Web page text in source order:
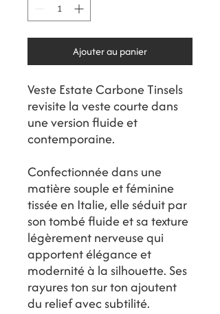
Ajouter au panier
Veste Estate Carbone Tinsels
revisite la veste courte dans
une version fluide et
contemporaine.
Confectionnée dans une
matière souple et féminine
tissée en Italie, elle séduit par
son tombé fluide et sa texture
légèrement nerveuse qui
apportent élégance et
modernité à la silhouette. Ses
rayures ton sur ton ajoutent
du relief avec subtilité.